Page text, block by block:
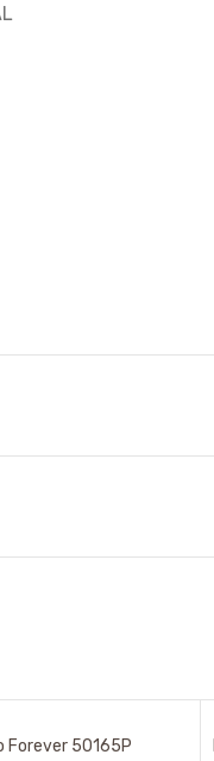
Forever 50165P